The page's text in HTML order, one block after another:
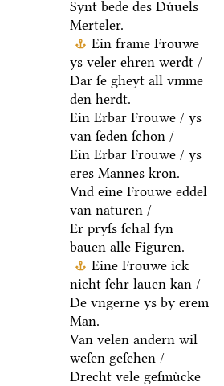
Synt bede des Duͤuels
Merteler.
Ein frame Frouwe
ys veler ehren werdt /
Dar ſe gheyt all vmme
den herdt.
Ein Erbar Frouwe / ys
van ſeden ſchon /
Ein Erbar Frouwe / ys
eres Mannes kron.
Vnd eine Frouwe eddel
van naturen /
Er pryſs ſchal ſyn
bauen alle Figuren.
Eine Frouwe ick
nicht ſehr lauen kan /
De vngerne ys by erem
Man.
Van velen andern wil
weſen geſehen /
Drecht vele geſmuͤcke